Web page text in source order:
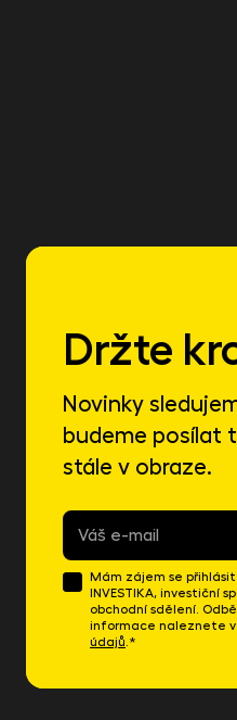
Držte
Novinky
budeme posílat
stále v obraze.
E-
mail*
Mám zájem se
INVESTIKA, investiční
obchodní sdělení.
informace naleznete v
údajů .*